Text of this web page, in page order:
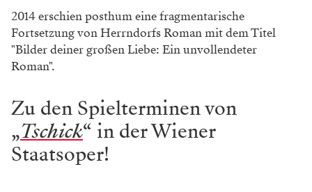
2014 erschien posthum eine fragmentarische
Fortsetzung von Herrndorfs Roman mit dem Titel
"Bilder deiner großen Liebe: Ein unvollendeter
Roman".
Zu den Spielterminen von
„Tschick“ in der Wiener
Staatsoper!